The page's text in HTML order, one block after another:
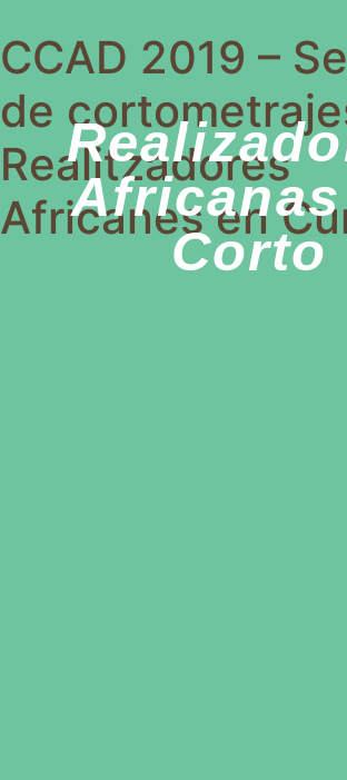
CCAD 2019 –
de
Realitzadores
Africanes en
Corto